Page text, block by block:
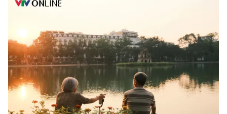
Thế giới
Tin tức
Thế giới đó đây
Kinh tế
Tài chính